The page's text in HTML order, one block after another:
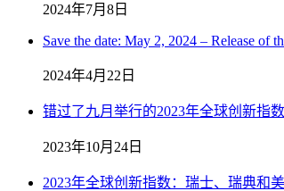
2024年7月8日
Save the date: May 2, 2024 – Release of
2024年4月22日
错过了九月举行的2023年全球创新指
2023年10月24日
2023年全球创新指数：瑞士、瑞典和